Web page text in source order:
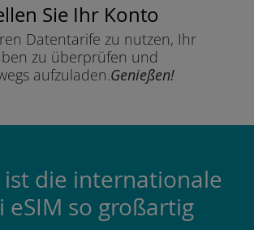
Sie Ihr Konto
Datentarife zu nutzen, Ihr
zu überprüfen und
aufzuladen.Genießen!
die internationale
eSIM so großartig